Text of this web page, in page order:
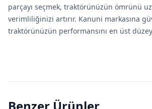
parçayı seçmek, traktörünüzün ömrünü
verimliliğinizi artırır. Kanuni markasına
traktörünüzün performansını en üst